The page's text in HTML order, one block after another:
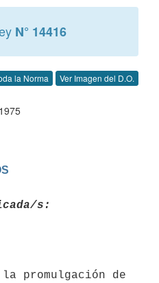
N° 14416
la Norma Ver Imagen del D.O.
s:
promulgación de